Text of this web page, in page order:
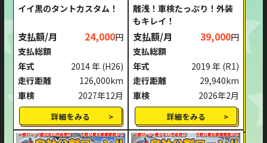
イイ黒のタントカスタム！
支払額/月 24,000円
支払総額
年式
2014 年 (H26)
走行距離
126,000km
車検
2027年12月
詳細をみる
離浅！車検たっぷり！外装
もキレイ！
支払額/月 39,000円
支払総額
年式
2019 年 (R1)
走行距離
29,940km
車検
2026年2月
詳細をみる